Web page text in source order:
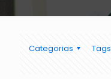
Categorias Tags